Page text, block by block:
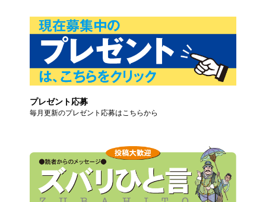
プレゼント応募
毎月更新のプレゼント応募はこちらから